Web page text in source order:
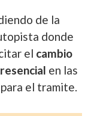
de la
donde
el cambio
en las
el tramite.